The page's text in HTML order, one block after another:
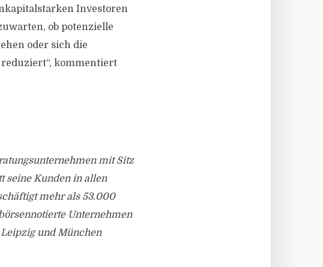
Investoren
ob potenzielle
oder sich die
kommentiert
mit Sitz
seine Kunden in allen
mehr als 53.000
Unternehmen
und München